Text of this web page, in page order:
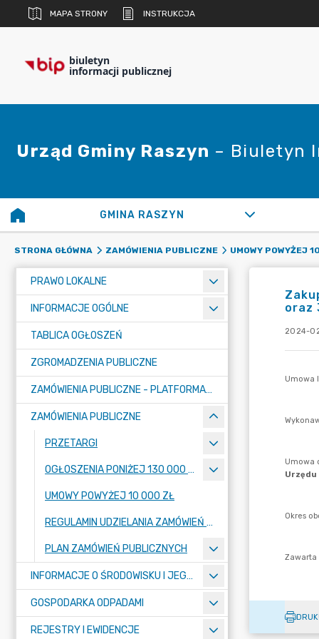
MAPA STRONY INSTRUKCJA
biuletyn
informacji publicznej
Urząd Gminy Raszyn – Biuletyn
GMINA RASZYN
STRONA GŁÓWNA ZAMÓWIENIA PUBLICZNE UMOWY POWYŻEJ
PRAWO LOKALNE
INFORMACJE OGÓLNE
TABLICA OGŁOSZEŃ
ZGROMADZENIA PUBLICZNE
ZAMÓWIENIA PUBLICZNE - PLATFORMA ZAKUPOWA (OD 01.05.2025R.)
ZAMÓWIENIA PUBLICZNE
PRZETARGI
OGŁOSZENIA PONIŻEJ 130 000 ZŁ
UMOWY POWYŻEJ 10 000 ZŁ
REGULAMIN UDZIELANIA ZAMÓWIEŃ PUBLICZNYCH
PLAN ZAMÓWIEŃ PUBLICZNYCH
INFORMACJE O ŚRODOWISKU I JEGO OCHRONIE
GOSPODARKA ODPADAMI
REJESTRY I EWIDENCJE
oraz
2024-